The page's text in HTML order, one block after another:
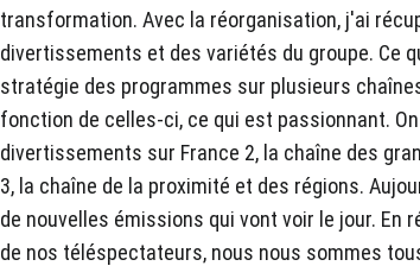
transformation. Avec la réorganisation, j'ai
divertissements et des variétés du groupe. Ce
stratégie des programmes sur plusieurs
fonction de celles-ci, ce qui est passionnant.
divertissements sur France 2, la chaîne des
3, la chaîne de la proximité et des régions.
de nouvelles émissions qui vont voir le jour. En
de nos téléspectateurs, nous nous sommes